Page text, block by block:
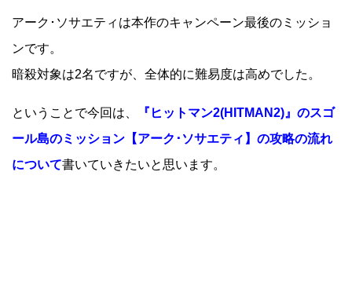
アーク･ソサエティは本作のキャンペーン最後のミッショ
ンです。
暗殺対象は2名ですが、全体的に難易度は高めでした。
ということで今回は、
『ヒットマン2(HITMAN2)』のスゴ
ール島のミッション【アーク･ソサエティ】の攻略の流れ
について書いていきたいと思います。